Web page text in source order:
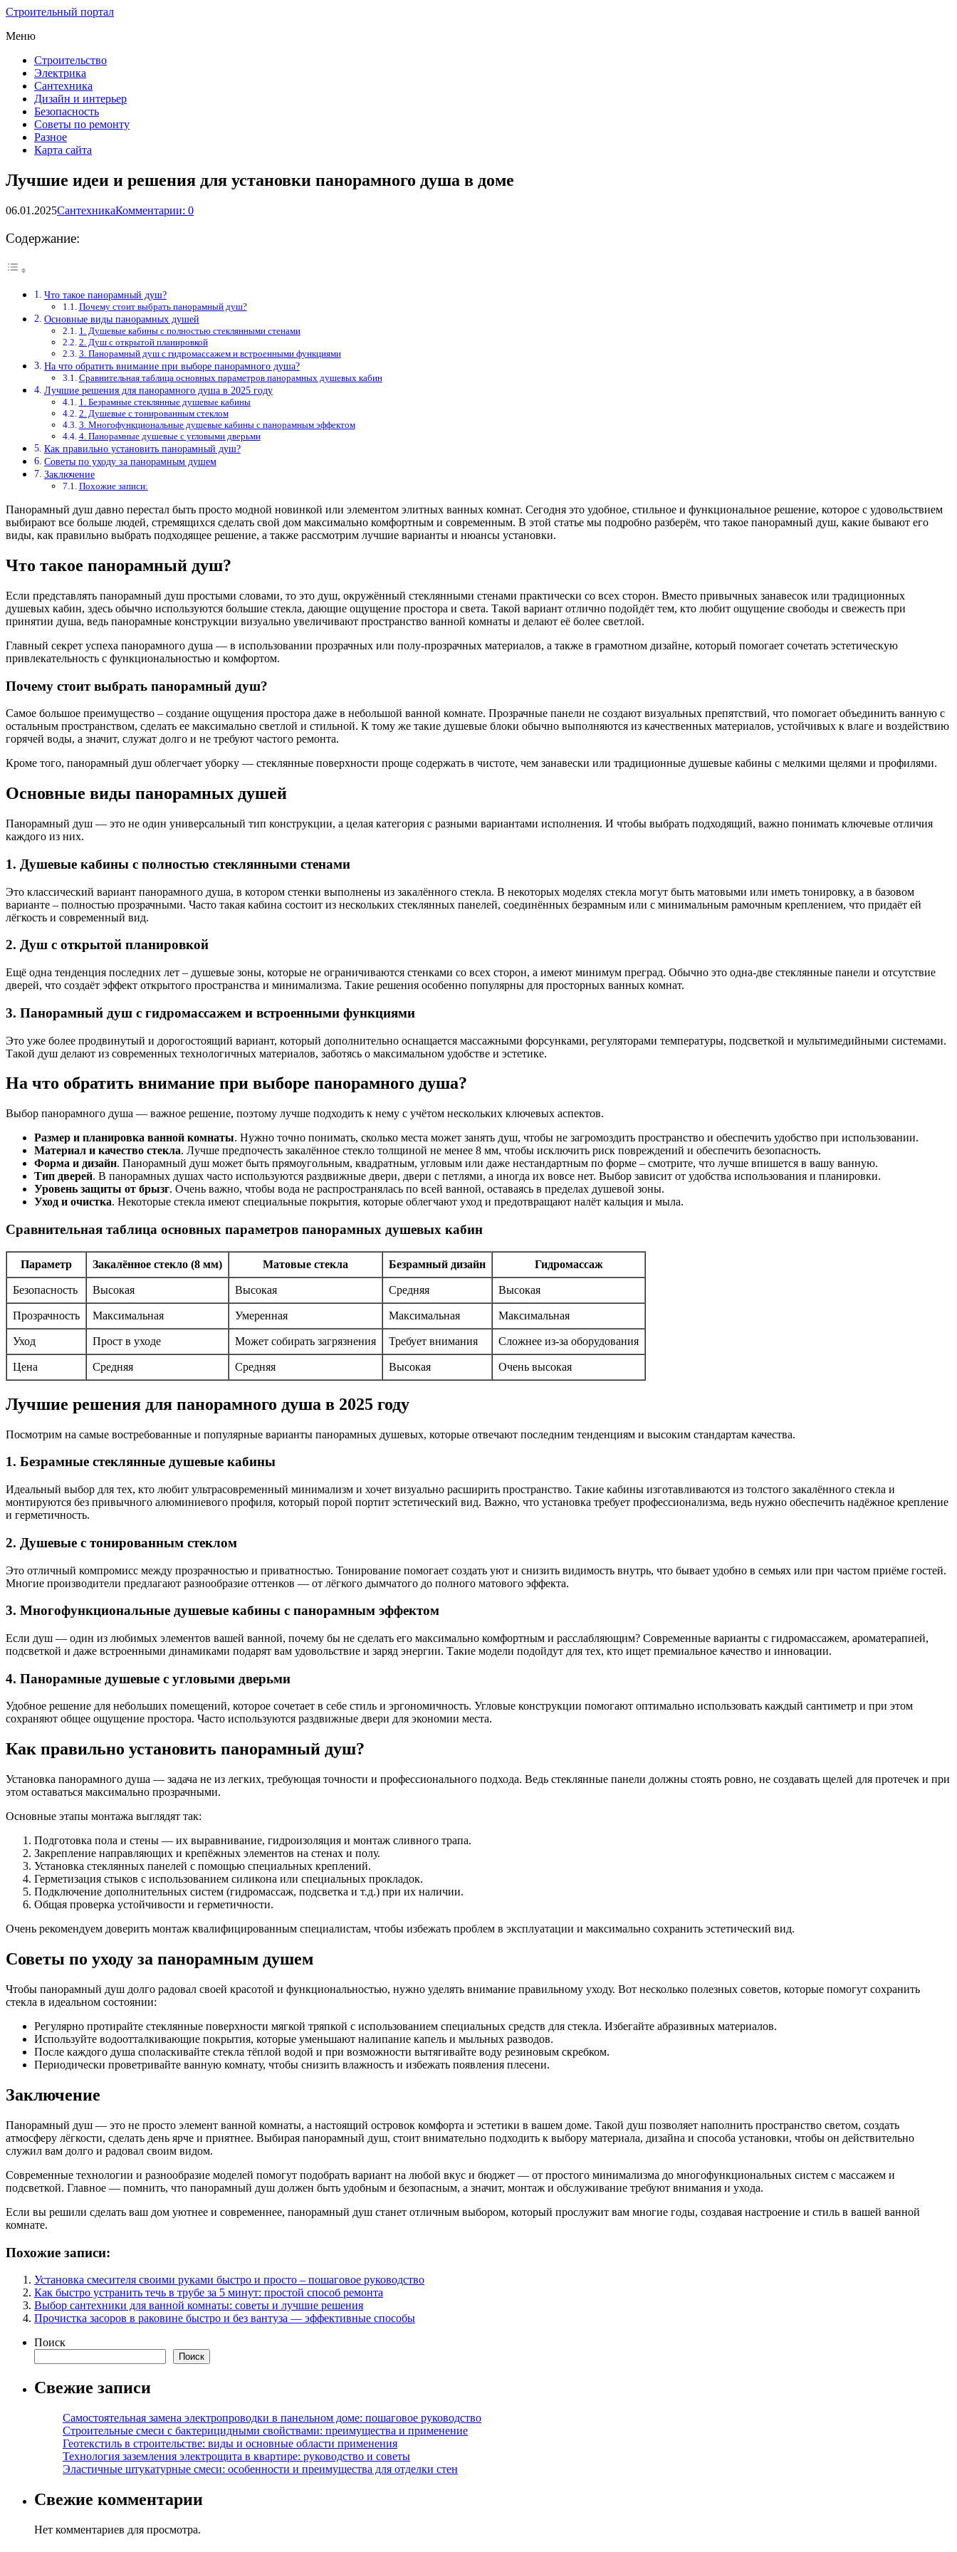
Строительный портал
Меню
Строительство
Электрика
Сантехника
Дизайн и интерьер
Безопасность
Советы по ремонту
Разное
Карта сайта
Лучшие идеи и решения для установки панорамного душа в доме
06.01.2025СантехникаКомментарии: 0
Содержание:
Что такое панорамный душ?
Почему стоит выбрать панорамный душ?
Основные виды панорамных душей
1. Душевые кабины с полностью стеклянными стенами
2. Душ с открытой планировкой
3. Панорамный душ с гидромассажем и встроенными функциями
На что обратить внимание при выборе панорамного душа?
Сравнительная таблица основных параметров панорамных душевых кабин
Лучшие решения для панорамного душа в 2025 году
1. Безрамные стеклянные душевые кабины
2. Душевые с тонированным стеклом
3. Многофункциональные душевые кабины с панорамным эффектом
4. Панорамные душевые с угловыми дверьми
Как правильно установить панорамный душ?
Советы по уходу за панорамным душем
Заключение
Похожие записи:
Панорамный душ давно перестал быть просто модной новинкой или элементом элитных ванных комнат. Сегодня это удобное, стильное и функциональное решение, которое с удовольствием
выбирают все больше людей, стремящихся сделать свой дом максимально комфортным и современным. В этой статье мы подробно разберём, что такое панорамный душ, какие бывают его
виды, как правильно выбрать подходящее решение, а также рассмотрим лучшие варианты и нюансы установки.
Что такое панорамный душ?
Если представлять панорамный душ простыми словами, то это душ, окружённый стеклянными стенами практически со всех сторон. Вместо привычных занавесок или традиционных
душевых кабин, здесь обычно используются большие стекла, дающие ощущение простора и света. Такой вариант отлично подойдёт тем, кто любит ощущение свободы и свежесть при
принятии душа, ведь панорамные конструкции визуально увеличивают пространство ванной комнаты и делают её более светлой.
Главный секрет успеха панорамного душа — в использовании прозрачных или полу-прозрачных материалов, а также в грамотном дизайне, который помогает сочетать эстетическую
привлекательность с функциональностью и комфортом.
Почему стоит выбрать панорамный душ?
Самое большое преимущество – создание ощущения простора даже в небольшой ванной комнате. Прозрачные панели не создают визуальных препятствий, что помогает объединить ванную с
остальным пространством, сделать ее максимально светлой и стильной. К тому же такие душевые блоки обычно выполняются из качественных материалов, устойчивых к влаге и воздействию
горячей воды, а значит, служат долго и не требуют частого ремонта.
Кроме того, панорамный душ облегчает уборку — стеклянные поверхности проще содержать в чистоте, чем занавески или традиционные душевые кабины с мелкими щелями и профилями.
Основные виды панорамных душей
Панорамный душ — это не один универсальный тип конструкции, а целая категория с разными вариантами исполнения. И чтобы выбрать подходящий, важно понимать ключевые отличия
каждого из них.
1. Душевые кабины с полностью стеклянными стенами
Это классический вариант панорамного душа, в котором стенки выполнены из закалённого стекла. В некоторых моделях стекла могут быть матовыми или иметь тонировку, а в базовом
варианте – полностью прозрачными. Часто такая кабина состоит из нескольких стеклянных панелей, соединённых безрамным или с минимальным рамочным креплением, что придаёт ей
лёгкость и современный вид.
2. Душ с открытой планировкой
Ещё одна тенденция последних лет – душевые зоны, которые не ограничиваются стенками со всех сторон, а имеют минимум преград. Обычно это одна-две стеклянные панели и отсутствие
дверей, что создаёт эффект открытого пространства и минимализма. Такие решения особенно популярны для просторных ванных комнат.
3. Панорамный душ с гидромассажем и встроенными функциями
Это уже более продвинутый и дорогостоящий вариант, который дополнительно оснащается массажными форсунками, регуляторами температуры, подсветкой и мультимедийными системами.
Такой душ делают из современных технологичных материалов, заботясь о максимальном удобстве и эстетике.
На что обратить внимание при выборе панорамного душа?
Выбор панорамного душа — важное решение, поэтому лучше подходить к нему с учётом нескольких ключевых аспектов.
Размер и планировка ванной комнаты. Нужно точно понимать, сколько места может занять душ, чтобы не загромоздить пространство и обеспечить удобство при использовании.
Материал и качество стекла. Лучше предпочесть закалённое стекло толщиной не менее 8 мм, чтобы исключить риск повреждений и обеспечить безопасность.
Форма и дизайн. Панорамный душ может быть прямоугольным, квадратным, угловым или даже нестандартным по форме – смотрите, что лучше впишется в вашу ванную.
Тип дверей. В панорамных душах часто используются раздвижные двери, двери с петлями, а иногда их вовсе нет. Выбор зависит от удобства использования и планировки.
Уровень защиты от брызг. Очень важно, чтобы вода не распространялась по всей ванной, оставаясь в пределах душевой зоны.
Уход и очистка. Некоторые стекла имеют специальные покрытия, которые облегчают уход и предотвращают налёт кальция и мыла.
Сравнительная таблица основных параметров панорамных душевых кабин
Параметр Закалённое стекло (8 мм) Матовые стекла Безрамный дизайн Гидромассаж
Безопасность Высокая Высокая Средняя Высокая
Прозрачность Максимальная Умеренная Максимальная Максимальная
Уход Прост в уходе Может собирать загрязнения Требует внимания Сложнее из-за оборудования
Цена Средняя Средняя Высокая Очень высокая
Лучшие решения для панорамного душа в 2025 году
Посмотрим на самые востребованные и популярные варианты панорамных душевых, которые отвечают последним тенденциям и высоким стандартам качества.
1. Безрамные стеклянные душевые кабины
Идеальный выбор для тех, кто любит ультрасовременный минимализм и хочет визуально расширить пространство. Такие кабины изготавливаются из толстого закалённого стекла и
монтируются без привычного алюминиевого профиля, который порой портит эстетический вид. Важно, что установка требует профессионализма, ведь нужно обеспечить надёжное крепление
и герметичность.
2. Душевые с тонированным стеклом
Это отличный компромисс между прозрачностью и приватностью. Тонирование помогает создать уют и снизить видимость внутрь, что бывает удобно в семьях или при частом приёме гостей.
Многие производители предлагают разнообразие оттенков — от лёгкого дымчатого до полного матового эффекта.
3. Многофункциональные душевые кабины с панорамным эффектом
Если душ — один из любимых элементов вашей ванной, почему бы не сделать его максимально комфортным и расслабляющим? Современные варианты с гидромассажем, ароматерапией,
подсветкой и даже встроенными динамиками подарят вам удовольствие и заряд энергии. Такие модели подойдут для тех, кто ищет премиальное качество и инновации.
4. Панорамные душевые с угловыми дверьми
Удобное решение для небольших помещений, которое сочетает в себе стиль и эргономичность. Угловые конструкции помогают оптимально использовать каждый сантиметр и при этом
сохраняют общее ощущение простора. Часто используются раздвижные двери для экономии места.
Как правильно установить панорамный душ?
Установка панорамного душа — задача не из легких, требующая точности и профессионального подхода. Ведь стеклянные панели должны стоять ровно, не создавать щелей для протечек и при
этом оставаться максимально прозрачными.
Основные этапы монтажа выглядят так:
Подготовка пола и стены — их выравнивание, гидроизоляция и монтаж сливного трапа.
Закрепление направляющих и крепёжных элементов на стенах и полу.
Установка стеклянных панелей с помощью специальных креплений.
Герметизация стыков с использованием силикона или специальных прокладок.
Подключение дополнительных систем (гидромассаж, подсветка и т.д.) при их наличии.
Общая проверка устойчивости и герметичности.
Очень рекомендуем доверить монтаж квалифицированным специалистам, чтобы избежать проблем в эксплуатации и максимально сохранить эстетический вид.
Советы по уходу за панорамным душем
Чтобы панорамный душ долго радовал своей красотой и функциональностью, нужно уделять внимание правильному уходу. Вот несколько полезных советов, которые помогут сохранить
стекла в идеальном состоянии:
Регулярно протирайте стеклянные поверхности мягкой тряпкой с использованием специальных средств для стекла. Избегайте абразивных материалов.
Используйте водоотталкивающие покрытия, которые уменьшают налипание капель и мыльных разводов.
После каждого душа споласкивайте стекла тёплой водой и при возможности вытягивайте воду резиновым скребком.
Периодически проветривайте ванную комнату, чтобы снизить влажность и избежать появления плесени.
Заключение
Панорамный душ — это не просто элемент ванной комнаты, а настоящий островок комфорта и эстетики в вашем доме. Такой душ позволяет наполнить пространство светом, создать
атмосферу лёгкости, сделать день ярче и приятнее. Выбирая панорамный душ, стоит внимательно подходить к выбору материала, дизайна и способа установки, чтобы он действительно
служил вам долго и радовал своим видом.
Современные технологии и разнообразие моделей помогут подобрать вариант на любой вкус и бюджет — от простого минимализма до многофункциональных систем с массажем и
подсветкой. Главное — помнить, что панорамный душ должен быть удобным и безопасным, а значит, монтаж и обслуживание требуют внимания и ухода.
Если вы решили сделать ваш дом уютнее и современнее, панорамный душ станет отличным выбором, который прослужит вам многие годы, создавая настроение и стиль в вашей ванной
комнате.
Похожие записи:
Установка смесителя своими руками быстро и просто – пошаговое руководство
Как быстро устранить течь в трубе за 5 минут: простой способ ремонта
Выбор сантехники для ванной комнаты: советы и лучшие решения
Прочистка засоров в раковине быстро и без вантуза — эффективные способы
Поиск
Поиск
Свежие записи
Самостоятельная замена электропроводки в панельном доме: пошаговое руководство
Строительные смеси с бактерицидными свойствами: преимущества и применение
Геотекстиль в строительстве: виды и основные области применения
Технология заземления электрощита в квартире: руководство и советы
Эластичные штукатурные смеси: особенности и преимущества для отделки стен
Свежие комментарии
Нет комментариев для просмотра.